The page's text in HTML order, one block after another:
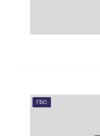
ГБО